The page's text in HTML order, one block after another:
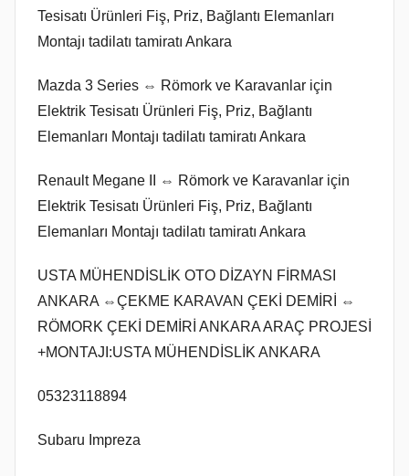
Tesisatı Ürünleri Fiş, Priz, Bağlantı Elemanları
Montajı tadilatı tamiratı Ankara
Mazda 3 Series ⇔ Römork ve Karavanlar için
Elektrik Tesisatı Ürünleri Fiş, Priz, Bağlantı
Elemanları Montajı tadilatı tamiratı Ankara
Renault Megane II ⇔ Römork ve Karavanlar için
Elektrik Tesisatı Ürünleri Fiş, Priz, Bağlantı
Elemanları Montajı tadilatı tamiratı Ankara
USTA MÜHENDİSLİK OTO DİZAYN FİRMASI
ANKARA ⇔ÇEKME KARAVAN ÇEKİ DEMİRİ ⇔
RÖMORK ÇEKİ DEMİRİ ANKARA ARAÇ PROJESİ
+MONTAJI:USTA MÜHENDİSLİK ANKARA
05323118894
Subaru Impreza